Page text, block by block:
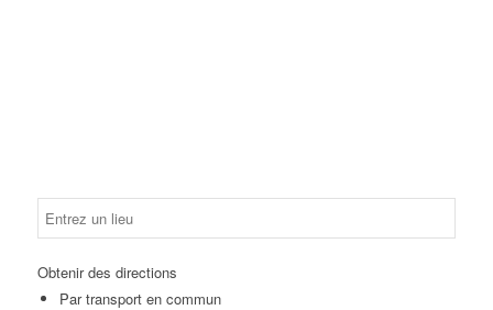
Obtenir des directions
Par transport en commun